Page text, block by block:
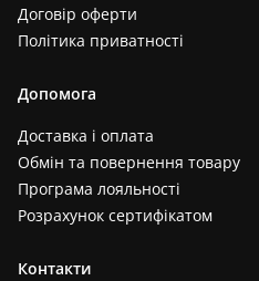
Договір оферти
Політика приватності
Допомога
Доставка і оплата
Обмін та повернення товару
Програма лояльності
Розрахунок сертифікатом
Контакти